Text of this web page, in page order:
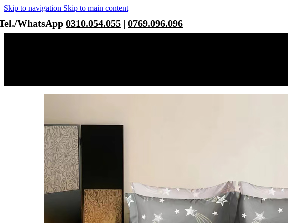
Skip to navigation Skip to main content
WhatsApp 0310.054.055 | 0769.096.096